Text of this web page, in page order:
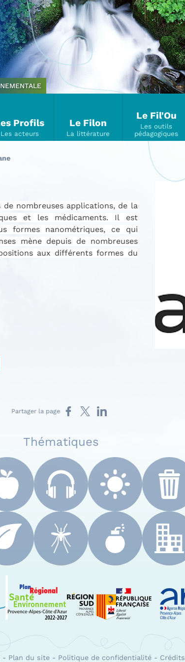
Profils Le Filon
Le Fil'Ou
nombreuses applications, de la
et les médicaments. Il est
formes nanométriques, ce qui
mène depuis de nombreuses
aux différents formes du
Partager la page Partager sur Facebook
Partager sur X
Partager sur LinkedIn
Thématiques
- Plan du site- Politique de confidentialité- Crédits